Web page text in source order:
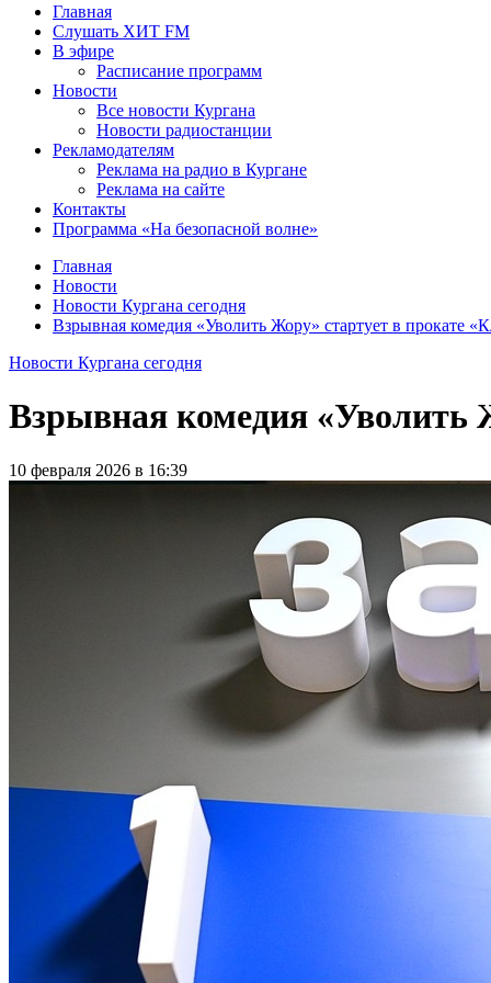
Главная
Слушать ХИТ FM
В эфире
Расписание программ
Новости
Все новости Кургана
Новости радиостанции
Рекламодателям
Реклама на радио в Кургане
Реклама на сайте
Контакты
Программа «На безопасной волне»
Главная
Новости
Новости Кургана сегодня
Взрывная комедия «Уволить Жору» стартует в прокате
Новости Кургана сегодня
Взрывная комедия «Уволить
10 февраля 2026 в 16:39